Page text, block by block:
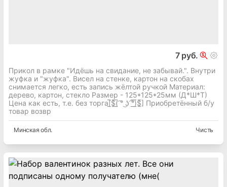
7 руб.
Прикол в рамке "Идёшь на свидание, не забывай.". Внутри
жуфка и "жуфка". Висел на стенке, картон на скобах
снимается легко, есть запись жёлтой ручкой Материал:
дерево, картон, стекло Размер - 125*125*25мм (Д*Ш*Т)
Цена как есть, т.е. без торга[̲̅$̲̅(̲̅ ͡° ͜ʖ ͡°̲̅)̲̅$̲̅] Приобретённый б/у
товар возвр
Минская обл. Чисть